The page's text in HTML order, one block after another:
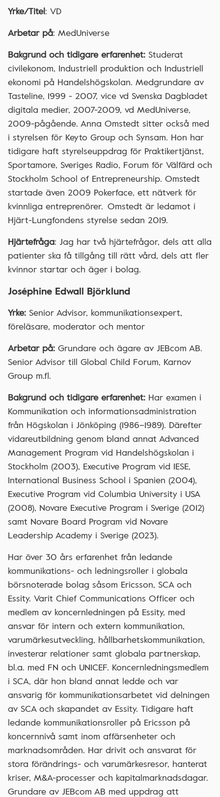
Yrke/Titel: VD
Arbetar på: MedUniverse
Bakgrund och tidigare erfarenhet: Studerat
civilekonom, Industriell produktion och Industriell
ekonomi på Handelshögskolan. Medgrundare av
Tasteline, 1999 - 2007, vice vd Svenska Dagbladet
digitala medier, 2007-2009, vd MedUniverse,
2009-pågående. Anna Omstedt sitter också med
i styrelsen för Keyto Group och Synsam. Hon har
tidigare haft styrelseuppdrag för Praktikertjänst,
Sportamore, Sveriges Radio, Forum för Välfärd och
Stockholm School of Entrepreneurship. Omstedt
startade även 2009 Pokerface, ett nätverk för
kvinnliga entreprenörer. Omstedt är ledamot i
Hjärt-Lungfondens styrelse sedan 2019.
Hjärtefråga: Jag har två hjärtefrågor, dels att alla
patienter ska få tillgång till rätt vård, dels att fler
kvinnor startar och äger i bolag.
Joséphine Edwall Björklund
Yrke: Senior Advisor, kommunikationsexpert,
föreläsare, moderator och mentor
Arbetar på: Grundare och ägare av JEBcom AB.
Senior Advisor till Global Child Forum, Karnov
Group m.fl.
Bakgrund och tidigare erfarenhet: Har examen i
Kommunikation och informationsadministration
från Högskolan i Jönköping (1986–1989). Därefter
vidareutbildning genom bland annat Advanced
Management Program vid Handelshögskolan i
Stockholm (2003), Executive Program vid IESE,
International Business School i Spanien (2004),
Executive Program vid Columbia University i USA
(2008), Novare Executive Program i Sverige (2012)
samt Novare Board Program vid Novare
Leadership Academy i Sverige (2023).
Har över 30 års erfarenhet från ledande
kommunikations- och ledningsroller i globala
börsnoterade bolag såsom Ericsson, SCA och
Essity. Varit Chief Communications Officer och
medlem av koncernledningen på Essity, med
ansvar för intern och extern kommunikation,
varumärkesutveckling, hållbarhetskommunikation,
investerar relationer samt globala partnerskap,
bl.a. med FN och UNICEF. Koncernledningsmedlem
i SCA, där hon bland annat ledde och var
ansvarig för kommunikationsarbetet vid delningen
av SCA och skapandet av Essity. Tidigare haft
ledande kommunikationsroller på Ericsson på
koncernnivå samt inom affärsenheter och
marknadsområden. Har drivit och ansvarat för
stora förändrings- och varumärkesresor, hanterat
kriser, M&A-processer och kapitalmarknadsdagar.
Grundare av JEBcom AB med uppdrag att